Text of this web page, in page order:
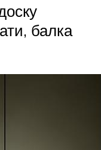
балка